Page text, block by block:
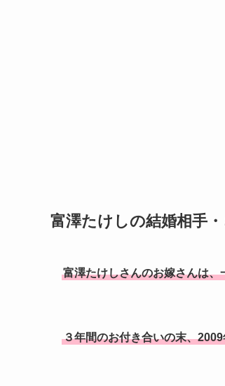
富澤たけしの結婚相手
富澤たけしさんのお嫁さんは
３年間のお付き合いの末、